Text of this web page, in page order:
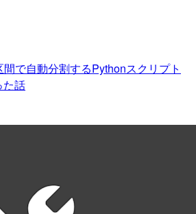
で自動分割するPythonスクリプト
た話